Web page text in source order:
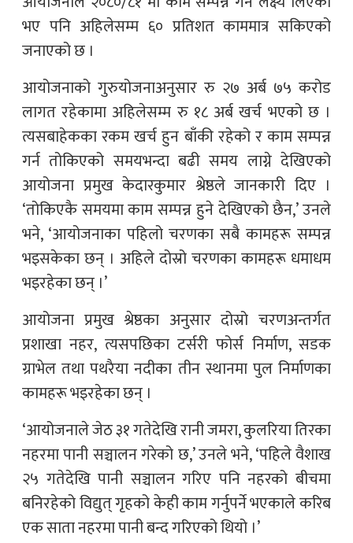
भए पनि अहिलेसम्म ६० प्रतिशत काममात्र सकिएको
जनाएको छ ।
आयोजनाको गुरुयोजनाअनुसार रु २७ अर्ब ७५ करोड
लागत रहेकामा अहिलेसम्म रु १८ अर्ब खर्च भएको छ ।
त्यसबाहेकका रकम खर्च हुन बाँकी रहेको र काम सम्पन्न
गर्न तोकिएको समयभन्दा बढी समय लाग्ने देखिएको
आयोजना प्रमुख केदारकुमार श्रेष्ठले जानकारी दिए ।
‘तोकिएकै समयमा काम सम्पन्न हुने देखिएको छैन,’ उनले
भने, ‘आयोजनाका पहिलो चरणका सबै कामहरू सम्पन्न
भइसकेका छन् । अहिले दोस्रो चरणका कामहरू धमाधम
भइरहेका छन् ।’
आयोजना प्रमुख श्रेष्ठका अनुसार दोस्रो चरणअन्तर्गत
प्रशाखा नहर, त्यसपछिका टर्सरी फोर्स निर्माण, सडक
ग्राभेल तथा पथरैया नदीका तीन स्थानमा पुल निर्माणका
कामहरू भइरहेका छन् ।
‘आयोजनाले जेठ ३१ गतेदेखि रानी जमरा, कुलरिया तिरका
नहरमा पानी सञ्चालन गरेको छ,’ उनले भने, ‘पहिले वैशाख
२५ गतेदेखि पानी सञ्चालन गरिए पनि नहरको बीचमा
बनिरहेको विद्युत् गृहको केही काम गर्नुपर्ने भएकाले करिब
एक साता नहरमा पानी बन्द गरिएको थियो ।’